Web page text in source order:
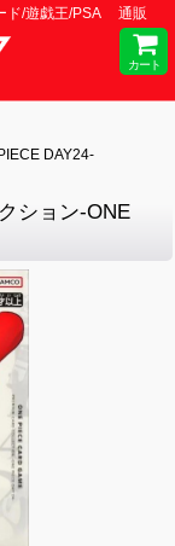
ド/遊戯王/PSA 通販
カート
DAY24-
ション-ONE